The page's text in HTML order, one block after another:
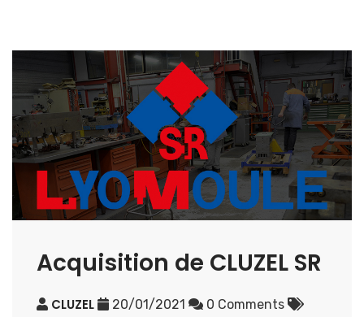
Acquisition de CLUZEL SR
CLUZEL 20/01/2021 0 Comments